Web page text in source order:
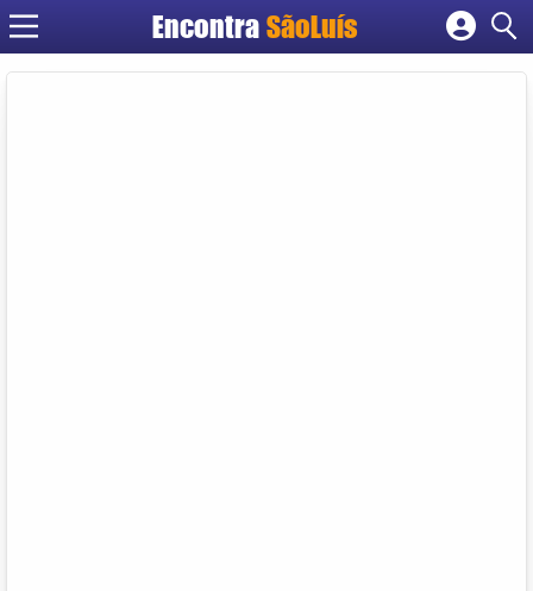
Encontra SãoLuís
Cadastrar empresa